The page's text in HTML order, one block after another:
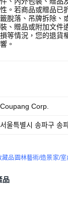
性。若商品或贈品已
籤脫落、吊牌拆除、
裝、贈品或附加文件
損等情況，您的退貨
響。
Coupang Corp.
서울특별시 송파구 송
藏品 園林藝術/造景家/
品